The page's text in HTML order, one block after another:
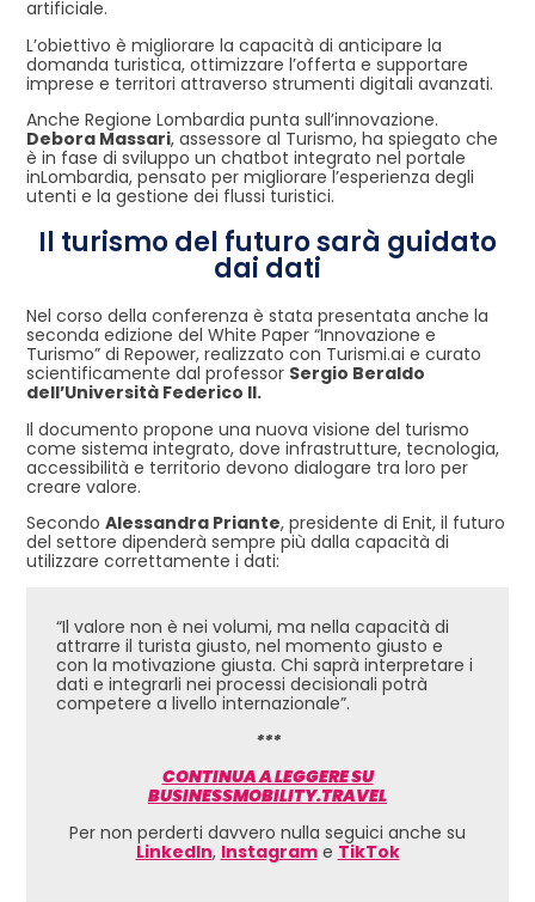
artificiale.
L’obiettivo è migliorare la capacità di anticipare la
domanda turistica, ottimizzare l’offerta e supportare
imprese e territori attraverso strumenti digitali avanzati.
Anche Regione Lombardia punta sull’innovazione.
Debora Massari, assessore al Turismo, ha spiegato che
è in fase di sviluppo un chatbot integrato nel portale
inLombardia, pensato per migliorare l’esperienza degli
utenti e la gestione dei flussi turistici.
Il turismo del futuro sarà guidato
dai dati
Nel corso della conferenza è stata presentata anche la
seconda edizione del White Paper “Innovazione e
Turismo” di Repower, realizzato con Turismi.ai e curato
scientificamente dal professor Sergio Beraldo
dell’Università Federico II.
Il documento propone una nuova visione del turismo
come sistema integrato, dove infrastrutture, tecnologia,
accessibilità e territorio devono dialogare tra loro per
creare valore.
Secondo Alessandra Priante, presidente di Enit, il futuro
del settore dipenderà sempre più dalla capacità di
utilizzare correttamente i dati:
“Il valore non è nei volumi, ma nella capacità di
attrarre il turista giusto, nel momento giusto e
con la motivazione giusta. Chi saprà interpretare i
dati e integrarli nei processi decisionali potrà
competere a livello internazionale”.
***
CONTINUA A LEGGERE SU
BUSINESSMOBILITY.TRAVEL
Per non perderti davvero nulla seguici anche su
LinkedIn, Instagrame TikTok